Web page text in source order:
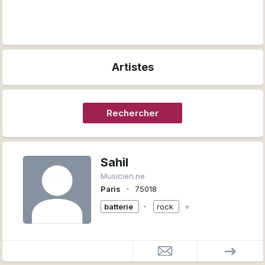
Artistes
Rechercher
Sahil
Musicien.ne
Paris
∙
75018
batterie
∙ rock +